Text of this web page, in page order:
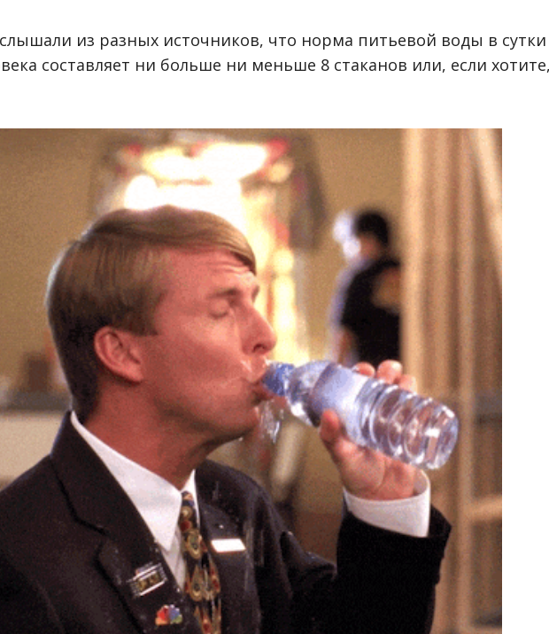
из разных источников, что норма питьевой воды в сутки
составляет ни больше ни меньше 8 стаканов или, если